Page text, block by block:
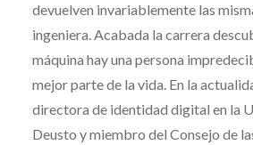
devuelven invariablemente las
ingeniera. Acabada la carrera
máquina hay una persona
mejor parte de la vida. En la
directora de identidad digital en la
Deusto y miembro del Consejo de